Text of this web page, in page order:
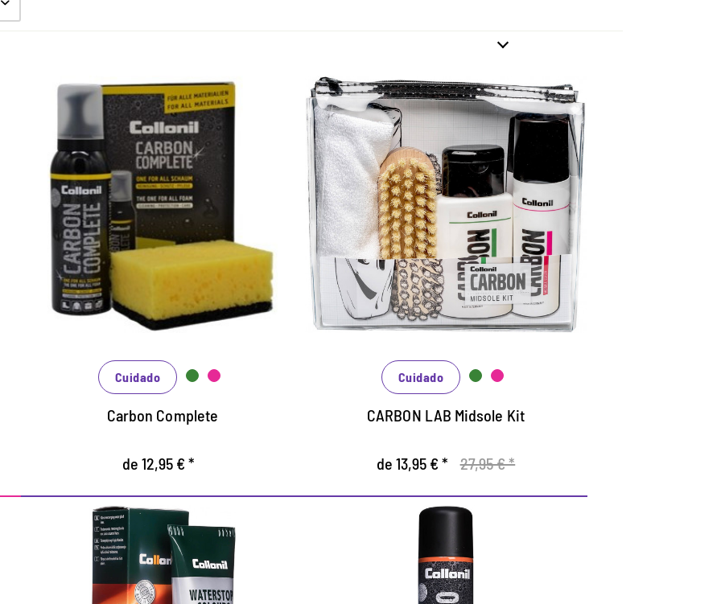
Higiene
Limpieza todo en uno
La forma rápida de limpiar, proteger y
cuidar del zapatos.
Espuma altamente eficiente para el
cuidado completo de todos los materiales.
Con efecto de impermeabilización
Cuidado
Carbon Complete
de 12,95 € *
Juego de cuidados para la
entresuela
Contiene el limpiador de entresuela y el
sellador de la entresuela de la serie de
Carbon-Lab
Especialmente para la limpieza efectiva de
la entresuela y sellado de los bordes
El sellador de la entresuela es un
bloqueador de suciedad.
Cuidado
CARBON LAB Midsole Kit
de 13,95 € * 27,95 € *
Cuidados de colores y
Protección de alta